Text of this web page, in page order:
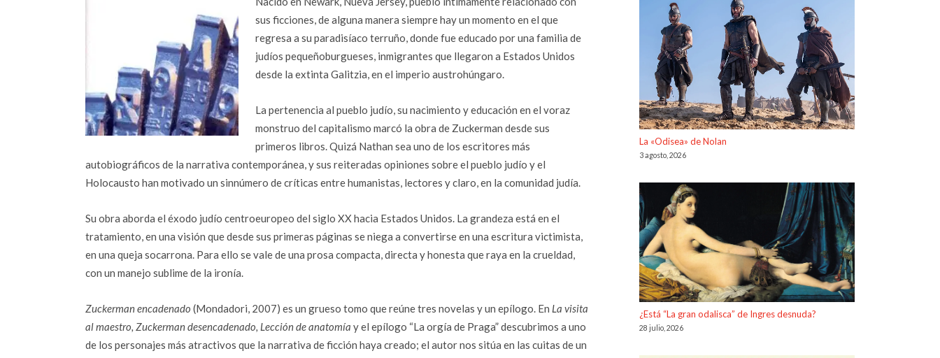
sus ficciones, de alguna manera siempre hay un momento en el que
regresa a su paradisíaco terruño, donde fue educado por una familia de
judíos pequeñoburgueses, inmigrantes que llegaron a Estados Unidos
desde la extinta Galitzia, en el imperio austrohúngaro.
La pertenencia al pueblo judío, su nacimiento y educación en el voraz
monstruo del capitalismo marcó la obra de Zuckerman desde sus
primeros libros. Quizá Nathan sea uno de los escritores más
autobiográficos de la narrativa contemporánea, y sus reiteradas opiniones sobre el pueblo judío y el
Holocausto han motivado un sinnúmero de críticas entre humanistas, lectores y claro, en la comunidad judía.
Su obra aborda el éxodo judío centroeuropeo del siglo XX hacia Estados Unidos. La grandeza está en el
tratamiento, en una visión que desde sus primeras páginas se niega a convertirse en una escritura victimista,
en una queja socarrona. Para ello se vale de una prosa compacta, directa y honesta que raya en la crueldad,
con un manejo sublime de la ironía.
Zuckerman encadenado (Mondadori, 2007) es un grueso tomo que reúne tres novelas y un epílogo. En La visita
al maestro, Zuckerman desencadenado, Lección de anatomía y el epílogo “La orgía de Praga” descubrimos a uno
de los personajes más atractivos que la narrativa de ficción haya creado; el autor nos sitúa en las cuitas de un
La «Odisea» de Nolan
3 agosto, 2026
¿Está “La gran odalisca” de Ingres desnuda?
28 julio, 2026